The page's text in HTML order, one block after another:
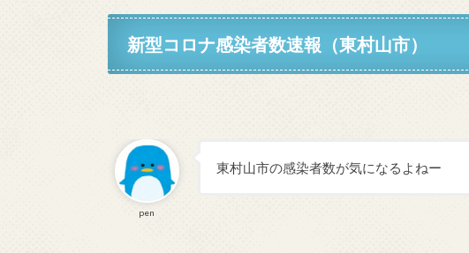
新型コロナ感染者数速報（東村山市）
pen
東村山市の感染者数が気になるよねー